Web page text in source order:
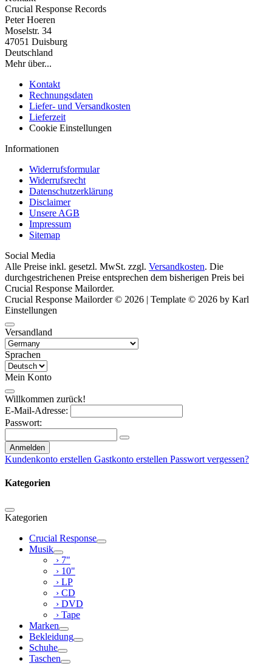
Crucial Response Records
Peter Hoeren
Moselstr. 34
47051 Duisburg
Deutschland
Mehr über...
Kontakt
Rechnungsdaten
Liefer- und Versandkosten
Lieferzeit
Cookie Einstellungen
Informationen
Widerrufsformular
Widerrufsrecht
Datenschutzerklärung
Disclaimer
Unsere AGB
Impressum
Sitemap
Social Media
Alle Preise inkl. gesetzl. MwSt. zzgl. Versandkosten. Die
durchgestrichenen Preise entsprechen dem bisherigen Preis bei
Crucial Response Mailorder.
Crucial Response Mailorder © 2026 | Template © 2026 by Karl
Einstellungen
Versandland
Sprachen
Mein Konto
Willkommen zurück!
E-Mail-Adresse:
Passwort:
Anmelden
Kundenkonto erstellen Gastkonto erstellen Passwort vergessen?
Kategorien
Kategorien
Crucial Response
Musik
› 7"
› 10"
› LP
› CD
› DVD
› Tape
Marken
Bekleidung
Schuhe
Taschen